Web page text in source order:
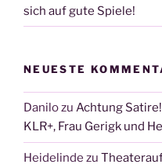
sich auf gute Spiele!
NEUESTE
Danilozu Achtung
KLR+, Frau Gerigk und
Heidelinde zu